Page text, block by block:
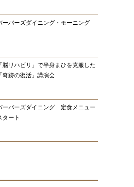
ーバーズダイニング・モーニング
「脳リハビリ」で半身まひを克服した
「奇跡の復活」講演会
ーバーズダイニング 定食メニュー
タート